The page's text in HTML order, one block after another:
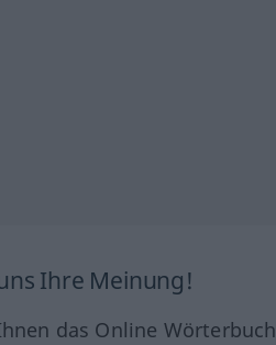
Ihre Meinung!
das Online